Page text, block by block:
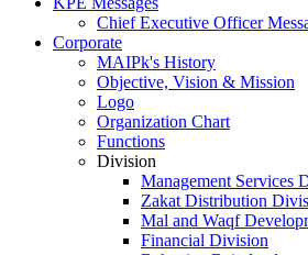
Chief Executive Officer
Corporate
MAIPk's History
Objective, Vision & Mission
Logo
Organization Chart
Functions
Division
Management Services
Zakat Distribution
Mal and Waqf
Financial Division